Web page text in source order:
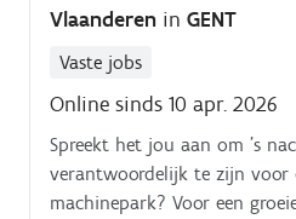
Vlaanderen in GENT
Vaste jobs
Online sinds 10 apr. 2026
Spreekt het jou aan om 's
verantwoordelijk te zijn voor
machinepark? Voor een